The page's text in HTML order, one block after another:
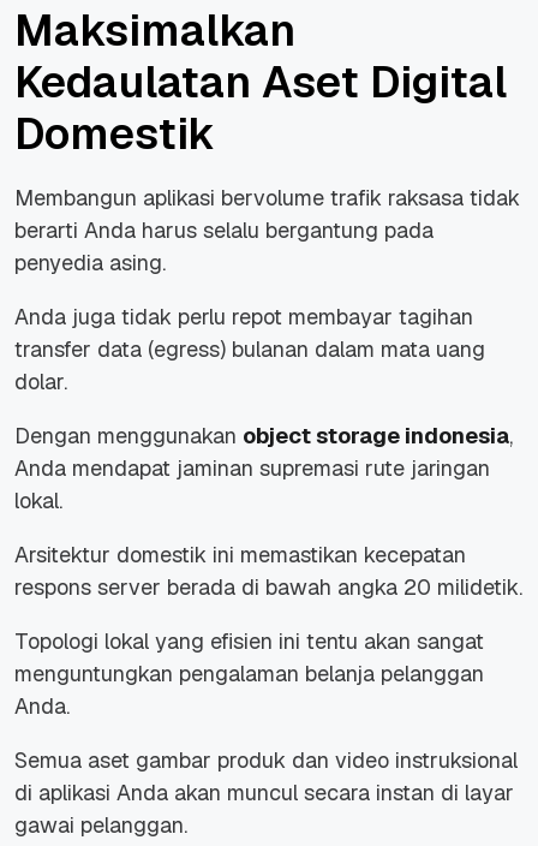
Maksimalkan
Kedaulatan Aset Digital
Domestik
Membangun aplikasi bervolume trafik raksasa tidak
berarti Anda harus selalu bergantung pada
penyedia asing.
Anda juga tidak perlu repot membayar tagihan
transfer data (egress) bulanan dalam mata uang
dolar.
Dengan menggunakan object storage indonesia,
Anda mendapat jaminan supremasi rute jaringan
lokal.
Arsitektur domestik ini memastikan kecepatan
respons server berada di bawah angka 20 milidetik.
Topologi lokal yang efisien ini tentu akan sangat
menguntungkan pengalaman belanja pelanggan
Anda.
Semua aset gambar produk dan video instruksional
di aplikasi Anda akan muncul secara instan di layar
gawai pelanggan.